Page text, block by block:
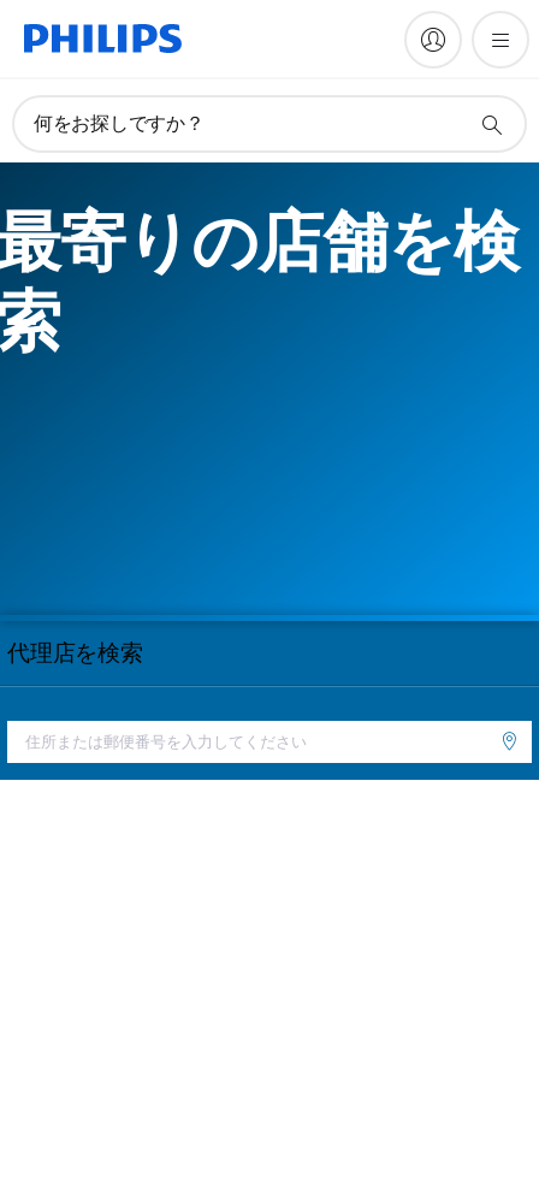
何をお探しですか？
寄りの店舗を検
代理店を検索